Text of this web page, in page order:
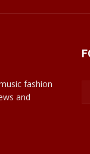
fashion
and